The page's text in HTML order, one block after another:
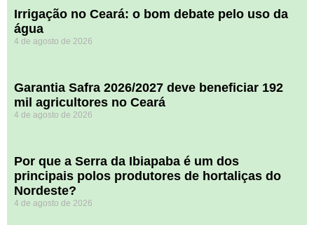
Irrigação no Ceará: o bom debate pelo uso da
água
4 de agosto de 2026
Garantia Safra 2026/2027 deve beneficiar 192
mil agricultores no Ceará
4 de agosto de 2026
Por que a Serra da Ibiapaba é um dos
principais polos produtores de hortaliças do
Nordeste?
4 de agosto de 2026